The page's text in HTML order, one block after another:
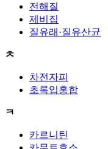
전해질
제비집
질유래·질유산균
ㅊ
차전자피
초록입홍합
ㅋ
카르니틴